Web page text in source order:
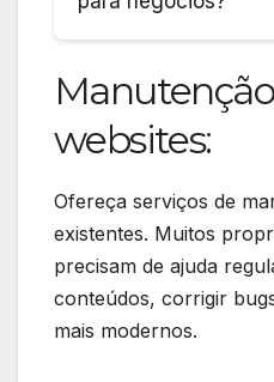
websites:
Ofereça serviços de
existentes. Muitos
precisam de ajuda
conteúdos, corrigir
mais modernos.